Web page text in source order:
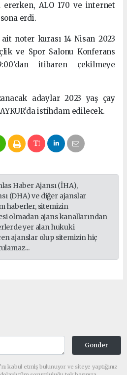
ALO 170 ve internet
erdi.
ait noter kurası 14 Nisan 2023
ve Spor Salonu Konferans
itibaren çekilmeye
adaylar 2023 yaş çay
istihdam edilecek.
Haber Ajansı (İHA),
(DHA) ve diğer ajanslar
haberler, sitemizin
olmadan ajans kanallarından
yer alan hukuki
ajanslar olup sitemizin hiç
Gonder
kabul etmiş bulunuyor ve siteye yaptığınız